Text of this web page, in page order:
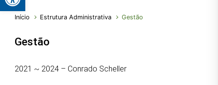
Início Estrutura Administrativa Gestão
Gestão
2021 ~ 2024 – Conrado Scheller